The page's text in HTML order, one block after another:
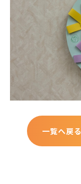
一覧へ戻る